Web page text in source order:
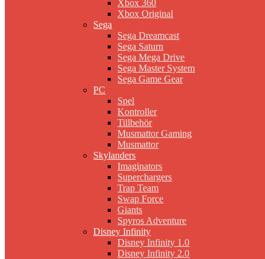
Xbox 360
Xbox Original
Sega
Sega Dreamcast
Sega Saturn
Sega Mega Drive
Sega Master System
Sega Game Gear
PC
Spel
Kontroller
Tillbehör
Musmattor Gaming
Musmattor
Skylanders
Imaginators
Superchargers
Trap Team
Swap Force
Giants
Spyros Adventure
Disney Infinity
Disney Infinity 1.0
Disney Infinity 2.0